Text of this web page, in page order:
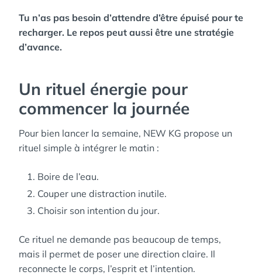
Tu n’as pas besoin d’attendre d’être épuisé pour te
recharger. Le repos peut aussi être une stratégie
d’avance.
Un rituel énergie pour
commencer la journée
Pour bien lancer la semaine, NEW KG propose un
rituel simple à intégrer le matin :
Boire de l’eau.
Couper une distraction inutile.
Choisir son intention du jour.
Ce rituel ne demande pas beaucoup de temps,
mais il permet de poser une direction claire. Il
reconnecte le corps, l’esprit et l’intention.